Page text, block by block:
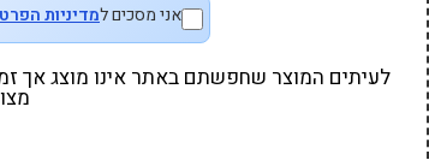
אני מסכים למדיניות
לעיתים המוצר שחפשתם באתר אינו מוצג אך